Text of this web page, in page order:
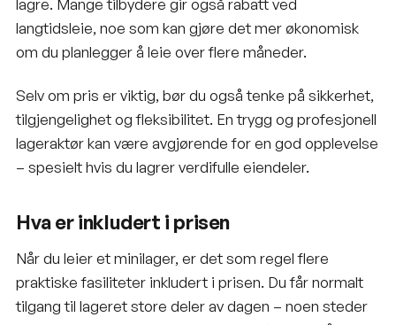
lagre. Mange tilbydere gir også rabatt ved
langtidsleie, noe som kan gjøre det mer økonomisk
om du planlegger å leie over flere måneder.
Selv om pris er viktig, bør du også tenke på sikkerhet,
tilgjengelighet og fleksibilitet. En trygg og profesjonell
lageraktør kan være avgjørende for en god opplevelse
– spesielt hvis du lagrer verdifulle eiendeler.
Hva er inkludert i prisen
Når du leier et minilager, er det som regel flere
praktiske fasiliteter inkludert i prisen. Du får normalt
tilgang til lageret store deler av dagen – noen steder